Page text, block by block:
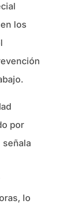
los
por
señala
lo